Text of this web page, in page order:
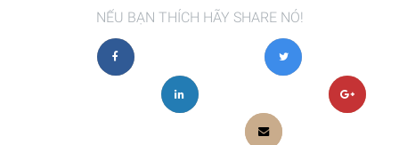
NẾU BẠN THÍCH HÃY SHARE NÓ!